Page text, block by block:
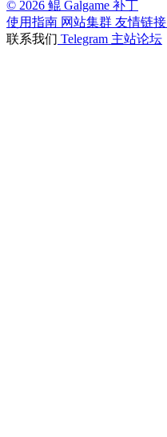
© 2026 鲲 Galgame 补丁
使用指南 网站集群 友情链接
联系我们 Telegram 主站论坛